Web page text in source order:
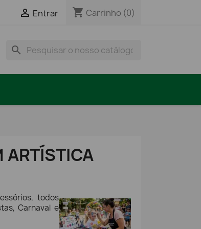
 Entrar shopping_cart Carrinho (0)
search
ARTÍSTICA
todos
Carnaval e